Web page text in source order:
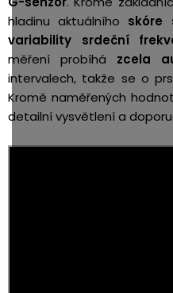
hladinu aktuálního skóre
variability srdeční
měření probíhá zcela
intervalech, takže se o
Kromě naměřených
detailní vysvětlení a